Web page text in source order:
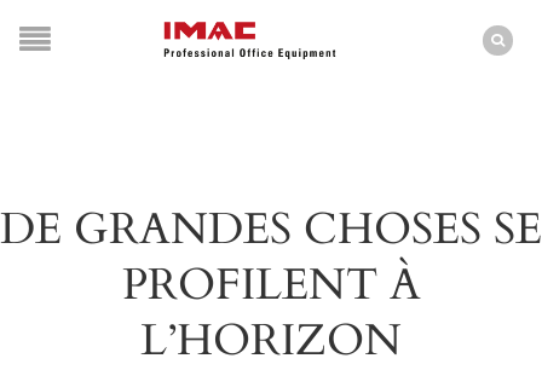
DE GRANDES CHOSES SE
PROFILENT À
L’HORIZON